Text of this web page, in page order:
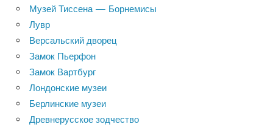
Музей Тиссена — Борнемисы
Лувр
Версальский дворец
Замок Пьерфон
Замок Вартбург
Лондонские музеи
Берлинские музеи
Древнерусское зодчество